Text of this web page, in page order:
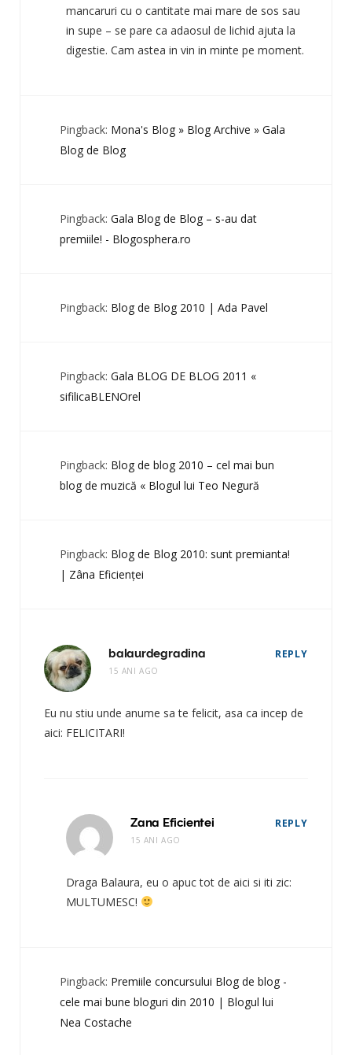
mancaruri cu o cantitate mai mare de sos sau
in supe – se pare ca adaosul de lichid ajuta la
digestie. Cam astea in vin in minte pe moment.
Pingback: Mona's Blog » Blog Archive » Gala
Blog de Blog
Pingback: Gala Blog de Blog – s-au dat
premiile! - Blogosphera.ro
Pingback: Blog de Blog 2010 | Ada Pavel
Pingback: Gala BLOG DE BLOG 2011 «
sifilicaBLENOrel
Pingback: Blog de blog 2010 – cel mai bun
blog de muzică « Blogul lui Teo Negură
Pingback: Blog de Blog 2010: sunt premianta!
| Zâna Eficienţei
balaurdegradina
15 ANI AGO
REPLY
Eu nu stiu unde anume sa te felicit, asa ca incep de
aici: FELICITARI!
Zana Eficientei
15 ANI AGO
REPLY
Draga Balaura, eu o apuc tot de aici si iti zic:
MULTUMESC!
Pingback: Premiile concursului Blog de blog -
cele mai bune bloguri din 2010 | Blogul lui
Nea Costache